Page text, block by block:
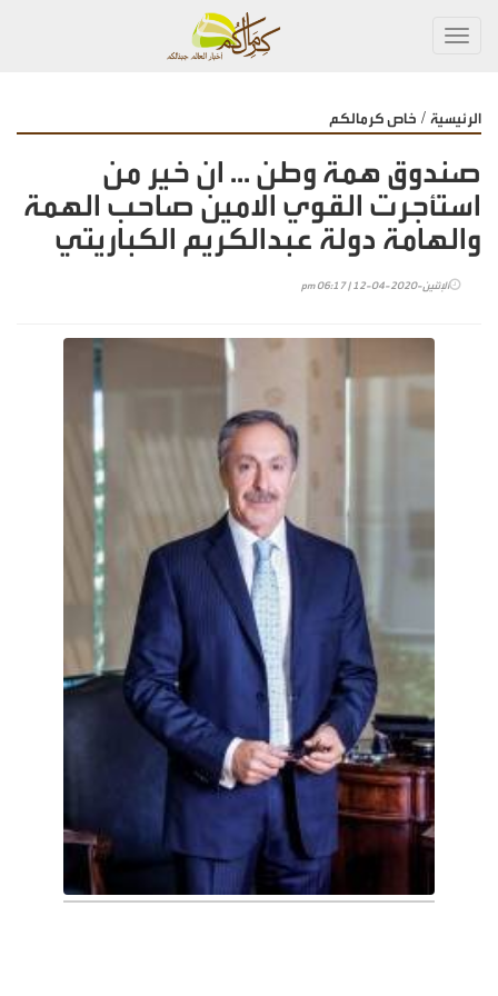
الرئيسية / خاص كرمالكم
صندوق همة وطن ... ان خير من
استأجرت القوي الامين صاحب الهمة
والهامة دولة عبدالكريم الكباريتي
الإثنين-2020-04-12 | 06:17 pm